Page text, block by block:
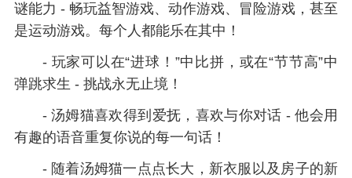
谜能力 - 畅玩益智游戏、动作游戏、冒险游戏，甚至
是运动游戏。每个人都能乐在其中！
- 玩家可以在“进球！”中比拼，或在“节节高”中
弹跳求生 - 挑战永无止境！
- 汤姆猫喜欢得到爱抚，喜欢与你对话 - 他会用
有趣的语音重复你说的每一句话！
- 随着汤姆猫一点点长大，新衣服以及房子的新